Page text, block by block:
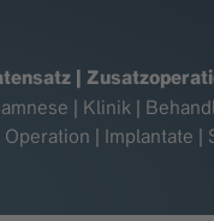
|
| Klinik |
| Implantate |